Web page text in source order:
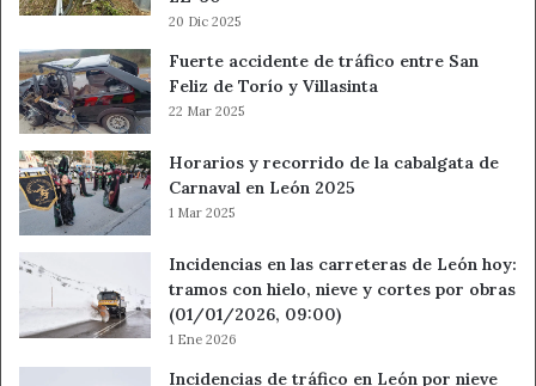
20 Dic 2025
Fuerte accidente de tráfico entre San
Feliz de Torío y Villasinta
22 Mar 2025
Horarios y recorrido de la cabalgata de
Carnaval en León 2025
1 Mar 2025
Incidencias en las carreteras de León hoy:
tramos con hielo, nieve y cortes por obras
(01/01/2026, 09:00)
1 Ene 2026
Incidencias de tráfico en León por nieve